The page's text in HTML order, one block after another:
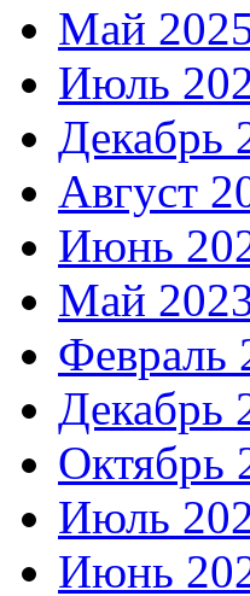
Май
Июль
Декабрь
Август
Июнь
Май
Февраль
Декабрь
Октябрь
Июль
Июнь